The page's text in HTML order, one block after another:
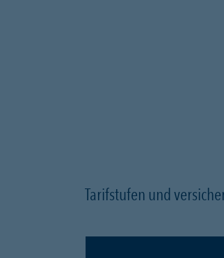
Tarifstufen und